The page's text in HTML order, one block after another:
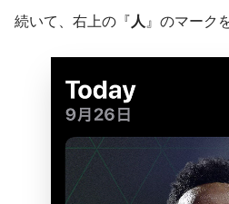
続いて、右上の『 人 』のマーク